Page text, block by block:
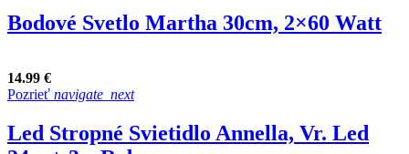
Bodové Svetlo Martha 30cm, 2×60 Watt
14.99 €
Pozrieť navigate_next
Led Stropné Svietidlo Annella, Vr. Led